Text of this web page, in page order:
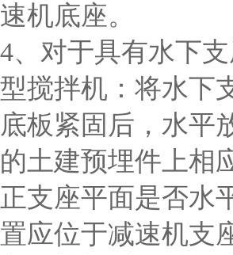
速机底座。
4、对于具有水下
型搅拌机：将水下
底板紧固后，水平
的土建预埋件上相
正支座平面是否水
置应位于减速机支